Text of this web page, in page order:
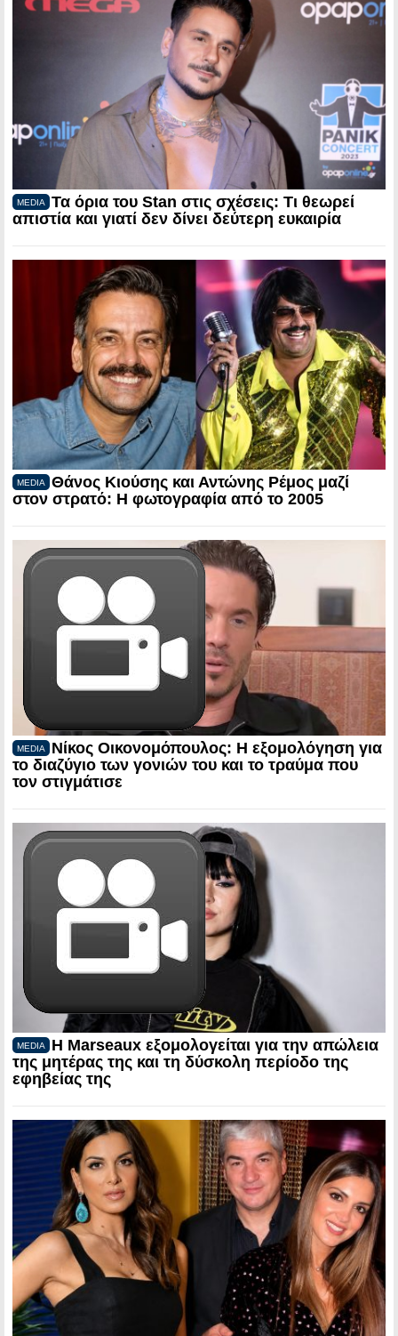
MEDIA
Τα όρια του Stan στις σχέσεις: Τι θεωρεί
απιστία και γιατί δεν δίνει δεύτερη ευκαιρία
MEDIA
Θάνος Κιούσης και Αντώνης Ρέμος μαζί
στον στρατό: Η φωτογραφία από το 2005
MEDIA
Νίκος Οικονομόπουλος: Η εξομολόγηση για
το διαζύγιο των γονιών του και το τραύμα που
τον στιγμάτισε
MEDIA
Η Marseaux εξομολογείται για την απώλεια
της μητέρας της και τη δύσκολη περίοδο της
εφηβείας της